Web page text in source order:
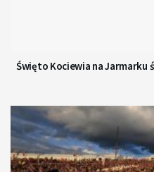
Święto Kociewia na Jarmarku